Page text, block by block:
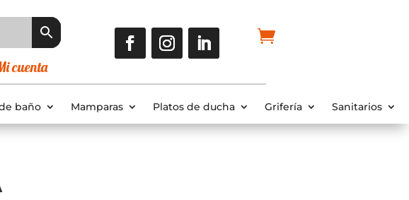
cuenta
baño Mamparas Platos de ducha Grifería Sanitarios